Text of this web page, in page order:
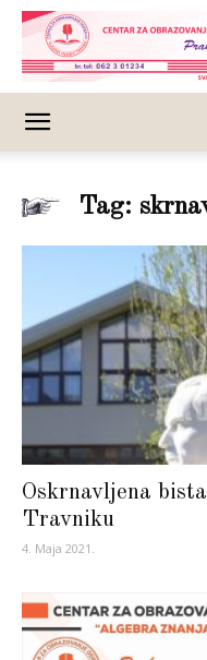
Tag:
Oskrnavljena
Travniku
4. Maja 2021.